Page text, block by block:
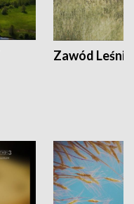
Zawód Leśnik